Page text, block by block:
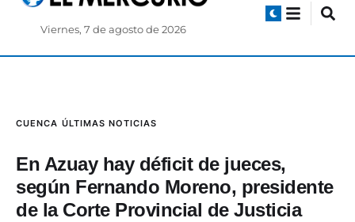
Viernes, 7 de agosto de 2026
CUENCA ÚLTIMAS NOTICIAS
En Azuay hay déficit de jueces,
según Fernando Moreno, presidente
de la Corte Provincial de Justicia